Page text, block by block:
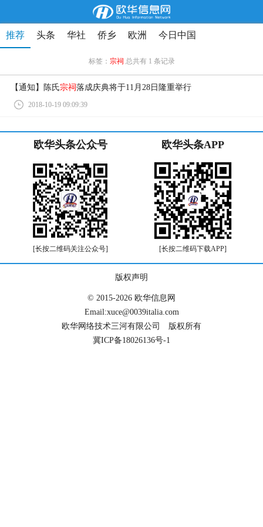
推荐 头条 华社 侨乡 欧洲 今日中国
标签： 宗祠 总共有 1 条记录
【通知】陈氏宗祠 落成庆典将于11月28日隆重举行
2018-10-19 09:09:39
欧华头条公众号
[长按二维码关注公众号]
欧华头条APP
[长按二维码下载APP]
版权声明
© 2015-2026 欧华信息网
Email:xuce@0039italia.com
欧华网络技术三河有限公司 版权所有
冀ICP备18026136号-1